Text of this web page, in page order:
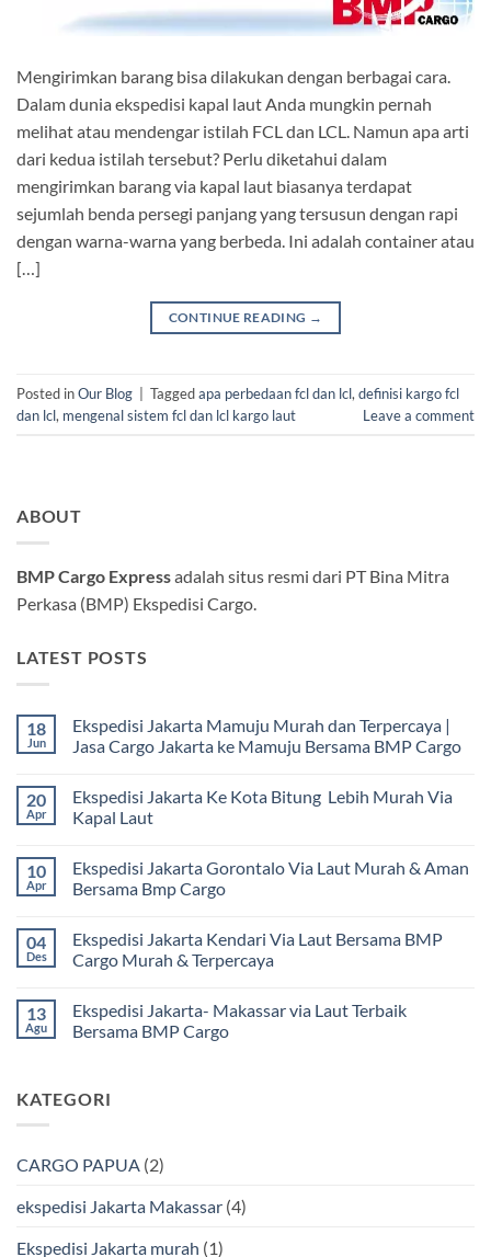
Mengirimkan barang bisa dilakukan dengan berbagai cara.
Dalam dunia ekspedisi kapal laut Anda mungkin pernah
melihat atau mendengar istilah FCL dan LCL. Namun apa arti
dari kedua istilah tersebut? Perlu diketahui dalam
mengirimkan barang via kapal laut biasanya terdapat
sejumlah benda persegi panjang yang tersusun dengan rapi
dengan warna-warna yang berbeda. Ini adalah container atau
[…]
CONTINUE READING →
Posted inOur Blog Taggedapa perbedaan fcl dan lcl, definisi kargo fcl
dan lcl, mengenal sistem fcl dan lcl kargo laut Leave a comment
ABOUT
BMP Cargo Expressadalah situs resmi dari PT Bina Mitra
Perkasa (BMP) Ekspedisi Cargo.
LATEST POSTS
18
Jun
Ekspedisi Jakarta Mamuju Murah dan Terpercaya |
Jasa Cargo Jakarta ke Mamuju Bersama BMP Cargo
komentar
pada
Ekspedisi
Murah
dan
Terpercaya
Cargo
Jakarta
ke
BMP
Cargo
20
Apr
Ekspedisi Jakarta Ke Kota Bitung Lebih Murah Via
Kapal Laut
komentar
pada
Ekspedisi
Kota
Bitung
Lebih
Kapal
Laut
10
Apr
Ekspedisi Jakarta Gorontalo Via Laut Murah & Aman
Bersama Bmp Cargo
komentar
pada
Ekspedisi
Via
Laut
Murah
Bmp
Cargo
04
Des
Ekspedisi Jakarta Kendari Via Laut Bersama BMP
Cargo Murah & Terpercaya
komentar
pada
Ekspedisi
Laut
Bersama
&
13
Agu
Ekspedisi Jakarta- Makassar via Laut Terbaik
Bersama BMP Cargo
pada
Ekspedisi
Laut
BMP
KATEGORI
CARGO PAPUA (2)
ekspedisi Jakarta Makassar (4)
Ekspedisi Jakarta murah (1)